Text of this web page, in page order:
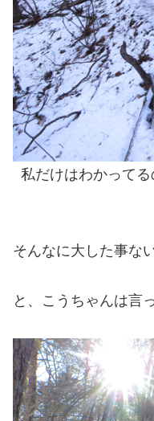
私だけはわかって
そんなに大した事な
と、こうちゃんは言